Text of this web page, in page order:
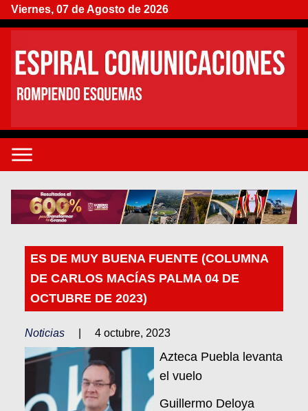
Viernes, 07 de Agosto de 2026
ES DE MUY BUENA FUENTE (COLUMNA
DE CARLOS MACÍAS PALMA 04 DE
OCTUBRE DE 2023)
Noticias 4 octubre, 2023
Azteca Puebla levanta
el vuelo
Guillermo Deloya